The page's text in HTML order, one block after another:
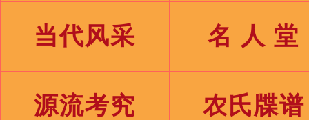
当代风采 名 人 堂
源流考究 农氏牒谱